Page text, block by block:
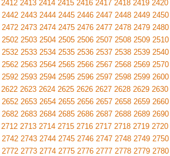
2412 2413 2414 2415 2416 2417 2418 2419 2420
2442 2443 2444 2445 2446 2447 2448 2449 2450
2472 2473 2474 2475 2476 2477 2478 2479 2480
2502 2503 2504 2505 2506 2507 2508 2509 2510
2532 2533 2534 2535 2536 2537 2538 2539 2540
2562 2563 2564 2565 2566 2567 2568 2569 2570
2592 2593 2594 2595 2596 2597 2598 2599 2600
2622 2623 2624 2625 2626 2627 2628 2629 2630
2652 2653 2654 2655 2656 2657 2658 2659 2660
2682 2683 2684 2685 2686 2687 2688 2689 2690
2712 2713 2714 2715 2716 2717 2718 2719 2720
2742 2743 2744 2745 2746 2747 2748 2749 2750
2772 2773 2774 2775 2776 2777 2778 2779 2780